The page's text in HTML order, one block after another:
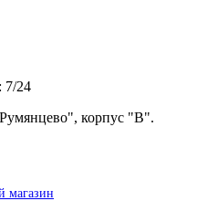
7/24
корпус "В".
магазин